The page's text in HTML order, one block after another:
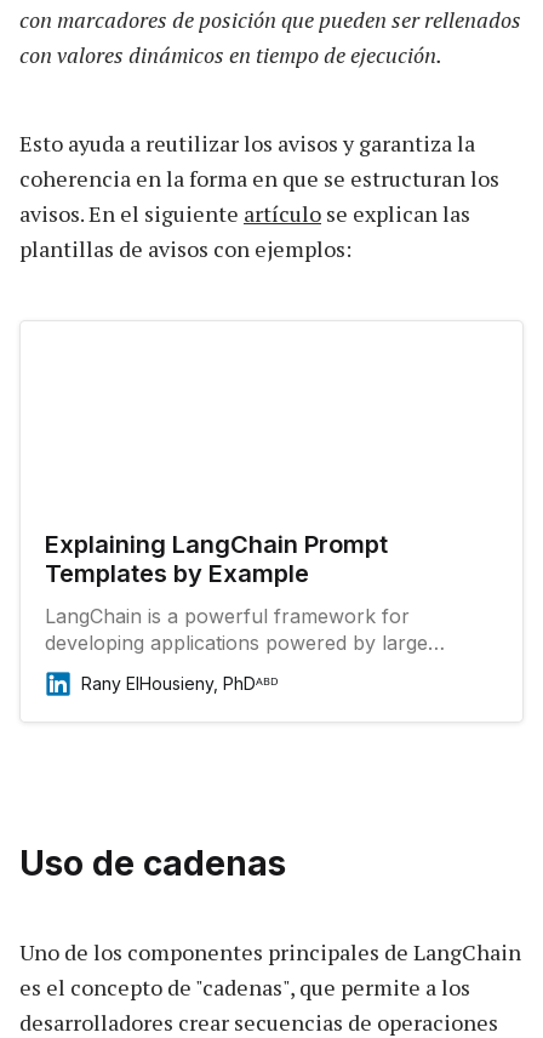
con marcadores de posición que pueden ser rellenados
con valores dinámicos en tiempo de ejecución.
Esto ayuda a reutilizar los avisos y garantiza la
coherencia en la forma en que se estructuran los
avisos. En el siguiente artículo se explican las
plantillas de avisos con ejemplos:
Explaining LangChain Prompt
Templates by Example
LangChain is a powerful framework for
developing applications powered by large
language models (LLMs). One of its core
features is the prompt template, which helps
standardize and manage the prompts you send
Rany ElHousieny, PhDᴬᴮᴰ
Uso de cadenas
Uno de los componentes principales de LangChain
es el concepto de "cadenas", que permite a los
desarrolladores crear secuencias de operaciones